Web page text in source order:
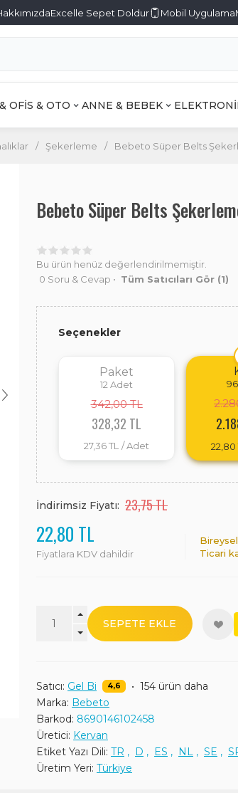
Excelle Sepet Doldur Mobil Uygulama
OFİS & OTO ANNE & BEBEK
/ Şekerleme / Bebeto Süper Belts
Bebeto Süper Belts
Bu ürün henüz değerlendirilmemiştir.
0 Soru & Cevap • Tüm Satıcıları Gör (1)
Seçenekler
Paket
12 Adet
342,00 TL
328,32 TL
27,36 TL / Adet
96
22,80
İndirimsiz Fiyatı: 23,75 TL
22,80 TL
Fiyatlara KDV dahildir
Ticari
SEPETE EKLE
Satıcı: Gel Bi 4,6 • 154 ürün daha
Marka: Bebeto
Barkod: 8690146102458
Üretici: Kervan
Etiket Yazı Dili: TR , D , ES , NL , SE ,
Üretim Yeri: Türkiye